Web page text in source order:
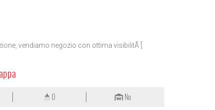
vendiamo negozio con ottima visibilitÃ [.
0 No